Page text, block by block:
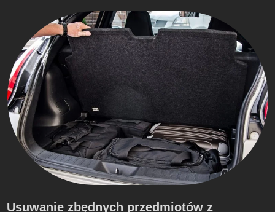
Usuwanie zbędnych przedmiotów z